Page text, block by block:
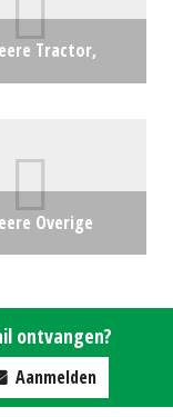
Tractor,
Overige
€750
ontvangen?
Aanmelden